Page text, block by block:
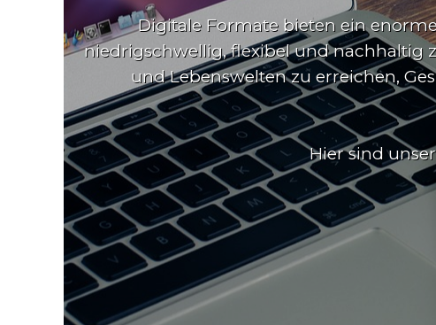
Digitale Formate bieten ein
niedrigschwellig, flexibel und nachhaltig
und Lebenswelten zu erreichen,
Hier sind